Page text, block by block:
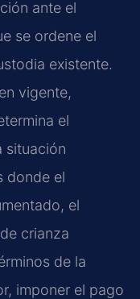
ante el
se ordene el
existente.
vigente,
el
situación
donde el
el
crianza
de la
imponer el pago